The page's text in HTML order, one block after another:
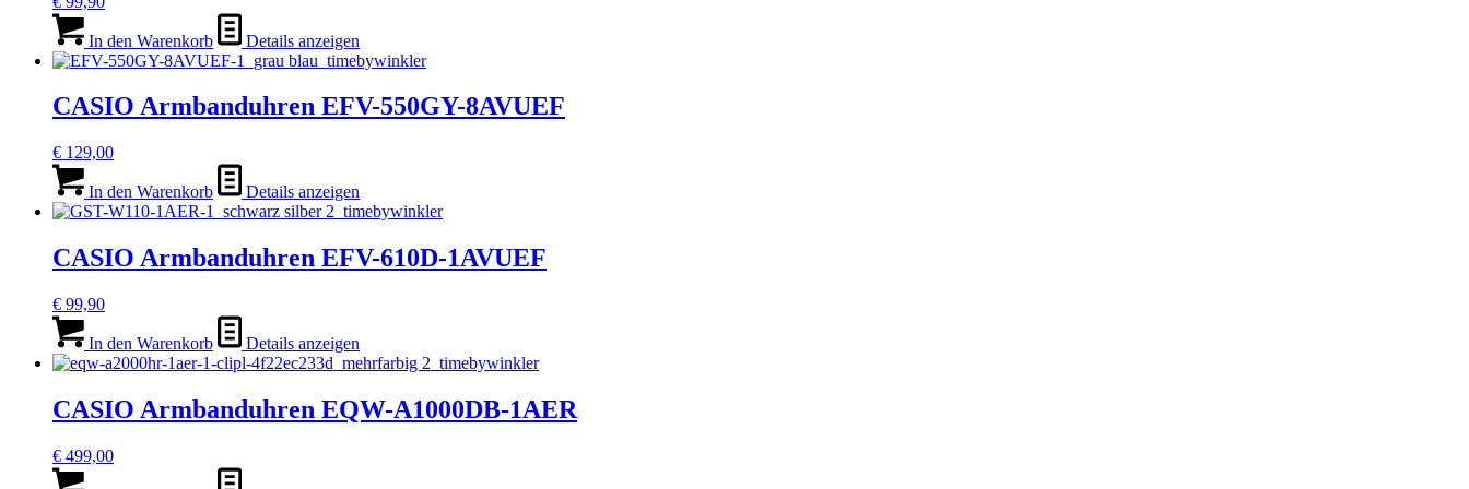
In den Warenkorb Details anzeigen
CASIO Armbanduhren EFV-550GY-8AVUEF
€ 129,00
In den Warenkorb Details anzeigen
CASIO Armbanduhren EFV-610D-1AVUEF
€ 99,90
In den Warenkorb Details anzeigen
CASIO Armbanduhren EQW-A1000DB-1AER
€ 499,00